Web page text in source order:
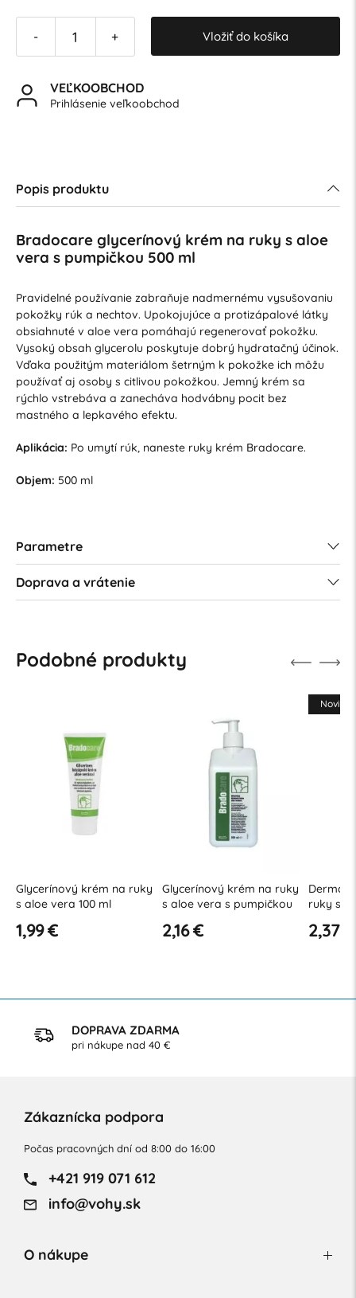
- + Vložiť do košíka
VEĽKOOBCHOD
Prihlásenie veľkoobchod
Popis produktu
Bradocare glycerínový krém na ruky s aloe
vera s pumpičkou 500 ml
Pravidelné používanie zabraňuje nadmernému vysušovaniu
pokožky rúk a nechtov. Upokojujúce a protizápalové látky
obsiahnuté v aloe vera pomáhajú regenerovať pokožku.
Vysoký obsah glycerolu poskytuje dobrý hydratačný účinok.
Vďaka použitým materiálom šetrným k pokožke ich môžu
používať aj osoby s citlivou pokožkou. Jemný krém sa
rýchlo vstrebáva a zanecháva hodvábny pocit bez
mastného a lepkavého efektu.
Aplikácia: Po umytí rúk, naneste ruky krém Bradocare.
Objem: 500 ml
Parametre
Doprava a vrátenie
Podobné produkty
Glycerínový krém na ruky
s aloe vera 100 ml
1,99 €
Glycerínový krém na ruky
s aloe vera s pumpičkou
2,16 €
Novinka
ruky s
2,37 €
DOPRAVA ZDARMA
pri nákupe nad 40 €
Zákaznícka podpora
Počas pracovných dní od 8:00 do 16:00
+421 919 071 612
info@vohy.sk
O nákupe